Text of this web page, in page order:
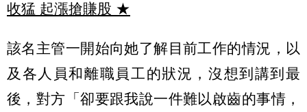
收猛 起漲搶賺股 ★
該名主管一開始向她了解目前工作的情況，以
及各人員和離職員工的狀況，沒想到講到最
後，對方「卻要跟我說一件難以啟齒的事情，